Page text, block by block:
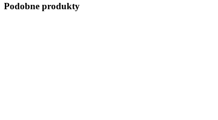
Podobne produkty